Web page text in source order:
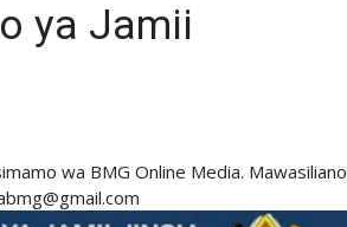
ya Jamii
wa BMG Online Media. Mawasiliano